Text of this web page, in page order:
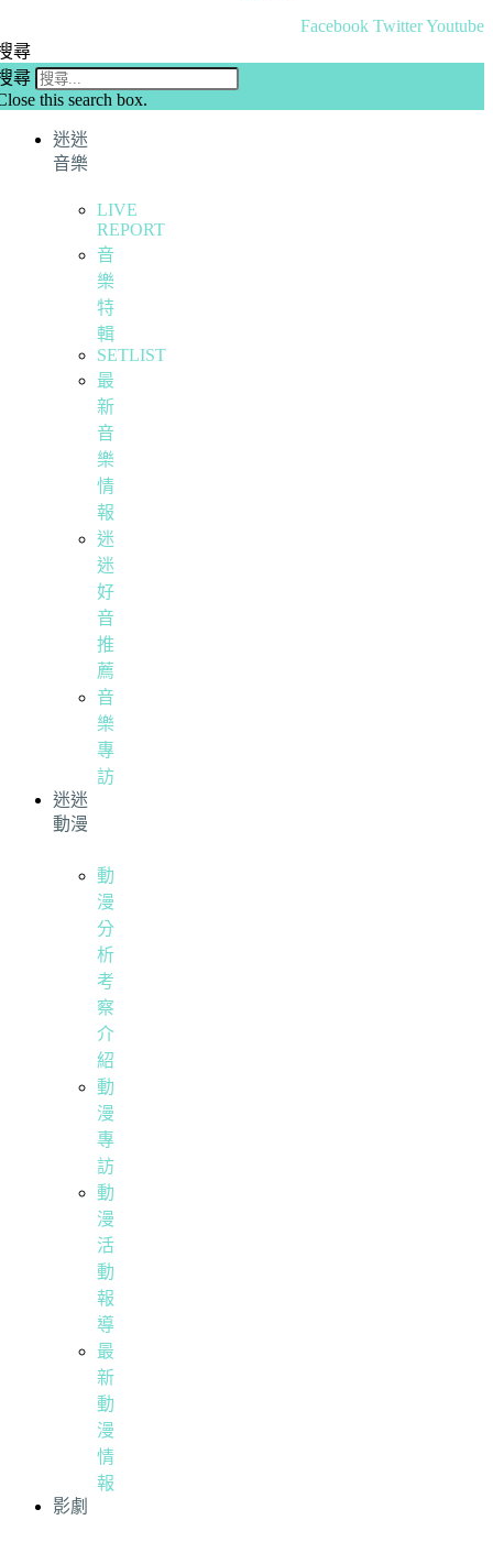
Facebook TwitterYoutube
尋
尋
this search box.
迷迷
音樂
LIVE
REPORT
音
樂
特
輯
SETLIST
最
新
音
樂
情
報
迷
迷
好
音
推
薦
音
樂
專
訪
迷迷
動漫
動
漫
分
析
考
察
介
紹
動
漫
專
訪
動
漫
活
動
報
導
最
新
動
漫
情
報
影劇